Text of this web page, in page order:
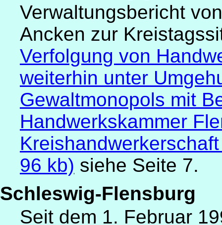
Verwaltungsbericht
Ancken zur
Verfolgung von
weiterhin unter
Gewaltmonopols mit
Handwerkskammer
96 kb) siehe Seite 7.
Schleswig-Flensburg
Seit dem 1. Februar